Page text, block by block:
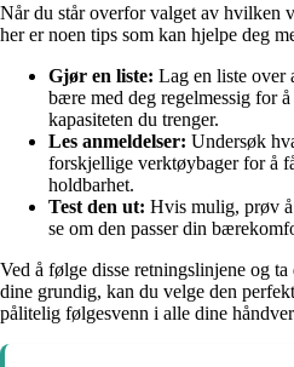
Når du står overfor valget av hvilken
her er noen tips som kan hjelpe deg
Gjør en liste: Lag en liste over
bære med deg regelmessig for
kapasiteten du trenger.
Les anmeldelser: Undersøk
forskjellige verktøybager for å
holdbarhet.
Test den ut: Hvis mulig, prøv
se om den passer din
Ved å følge disse retningslinjene og
dine grundig, kan du velge den
pålitelig følgesvenn i alle dine